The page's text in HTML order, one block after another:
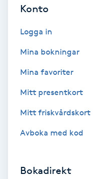
Powder brows
PRP (Platelet Rich Plasma)
PRX-T33
Psoriasis
Konto
Logga in
Mina bokningar
Mina favoriter
Mitt presentkort
Mitt friskvårdskort
Avboka med kod
Bokadirekt